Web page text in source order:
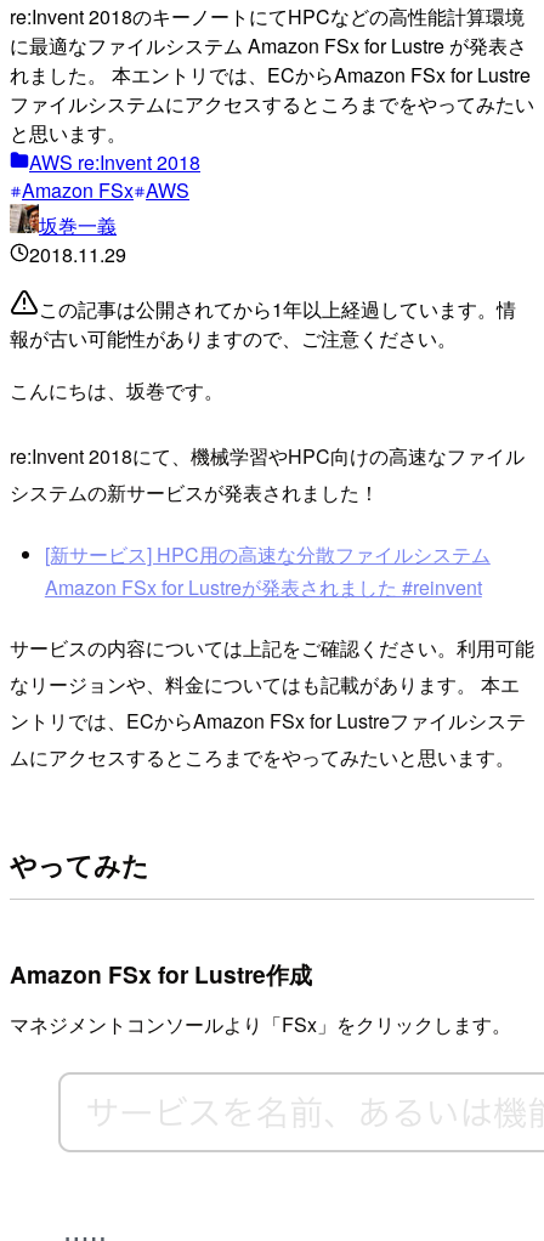
re:Invent 2018のキーノートにてHPCなどの高性能計算環境
に最適なファイルシステム Amazon FSx for Lustre が発表さ
れました。 本エントリでは、ECからAmazon FSx for Lustre
ファイルシステムにアクセスするところまでをやってみたい
と思います。
AWS re:Invent 2018
Amazon FSx AWS
坂巻一義
2018.11.29
この記事は公開されてから1年以上経過しています。情
報が古い可能性がありますので、ご注意ください。
こんにちは、坂巻です。
re:Invent 2018にて、機械学習やHPC向けの高速なファイル
システムの新サービスが発表されました！
[新サービス] HPC用の高速な分散ファイルシステム
Amazon FSx for Lustreが発表されました #reinvent
サービスの内容については上記をご確認ください。利用可能
なリージョンや、料金についてはも記載があります。 本エ
ントリでは、ECからAmazon FSx for Lustreファイルシステ
ムにアクセスするところまでをやってみたいと思います。
やってみた
Amazon FSx for Lustre作成
マネジメントコンソールより「FSx」をクリックします。